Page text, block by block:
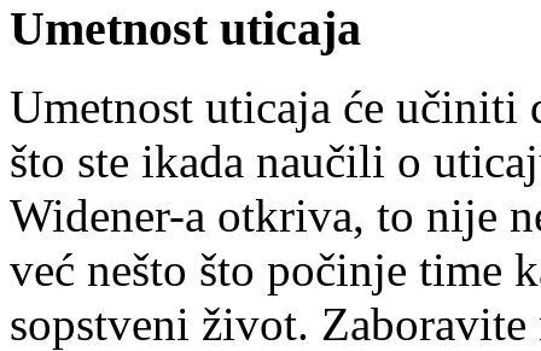
Umetnost uticaja
Umetnost uticaja će učiniti
što ste ikada naučili o
Widener-a otkriva, to nije
već nešto što počinje time
sopstveni život.